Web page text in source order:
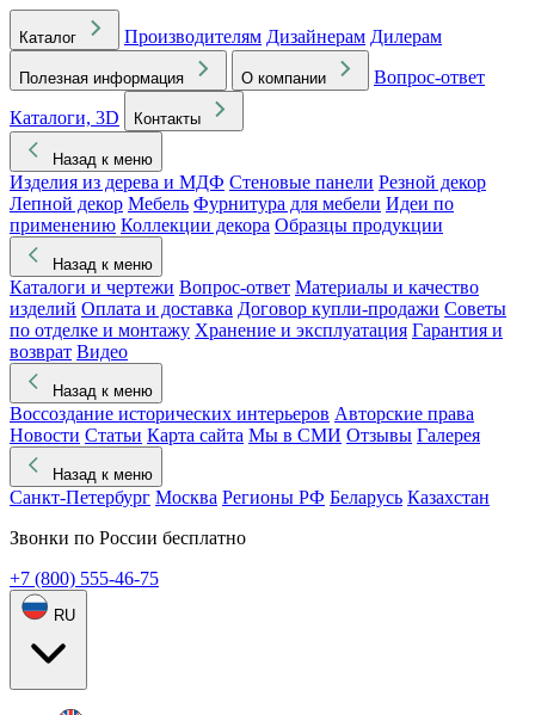
Каталог Производителям Дизайнерам Дилерам
Полезная информация О компании
Вопрос-ответ
Каталоги, 3D
Контакты
Назад к меню
Изделия из дерева и МДФ Стеновые панели Резной декор
Лепной декор Мебель Фурнитура для мебели Идеи по
применению Коллекции декора Образцы продукции
Назад к меню
Каталоги и чертежи Вопрос-ответ Материалы и качество
изделий Оплата и доставка Договор купли-продажи Советы
по отделке и монтажу Хранение и эксплуатация Гарантия и
возврат Видео
Назад к меню
Воссоздание исторических интерьеров Авторские права
Новости Статьи Карта сайта Мы в СМИ Отзывы Галерея
Назад к меню
Санкт-Петербург Москва Регионы РФ Беларусь Казахстан
Звонки по России бесплатно
+7 (800) 555-46-75
RU